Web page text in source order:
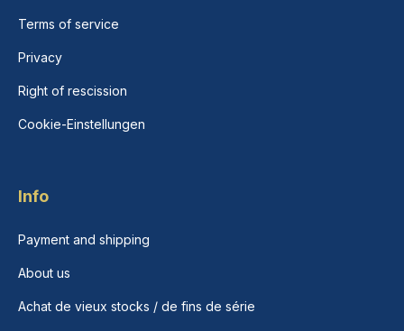
Terms of service
Privacy
Right of rescission
Cookie-Einstellungen
Info
Payment and shipping
About us
Achat de vieux stocks / de fins de série